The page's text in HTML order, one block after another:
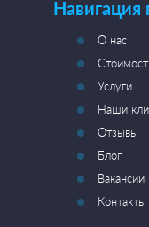
Навигация
О нас
Услуги
Наши
Отзывы
Блог
Вакансии
Контакты